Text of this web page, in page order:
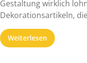
Gestaltung wirklich
Dekorationsartikeln,
Weiterlesen